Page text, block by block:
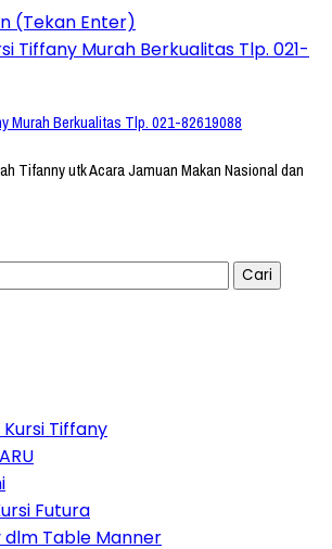
(Tekan Enter)
Murah Berkualitas Tlp. 021-82619088
Tifanny utk Acara Jamuan Makan Nasional dan
Tiffany
Futura
dlm Table Manner